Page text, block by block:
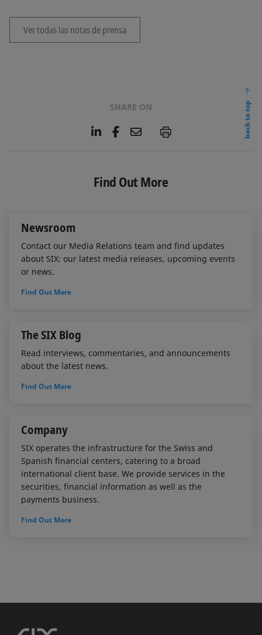
Ver todas las notas de prensa
SHARE ON
L
e
d
F
b
o
E
l
P
back to top
Find Out More
Newsroom
Contact our Media Relations team and find updates
about SIX: our latest media releases, upcoming events
or news.
Find Out More
The SIX Blog
Read interviews, commentaries, and announcements
about the latest news.
Find Out More
Company
SIX operates the infrastructure for the Swiss and
Spanish financial centers, catering to a broad
international client base. We provide services in the
securities, financial information as well as the
payments business.
Find Out More